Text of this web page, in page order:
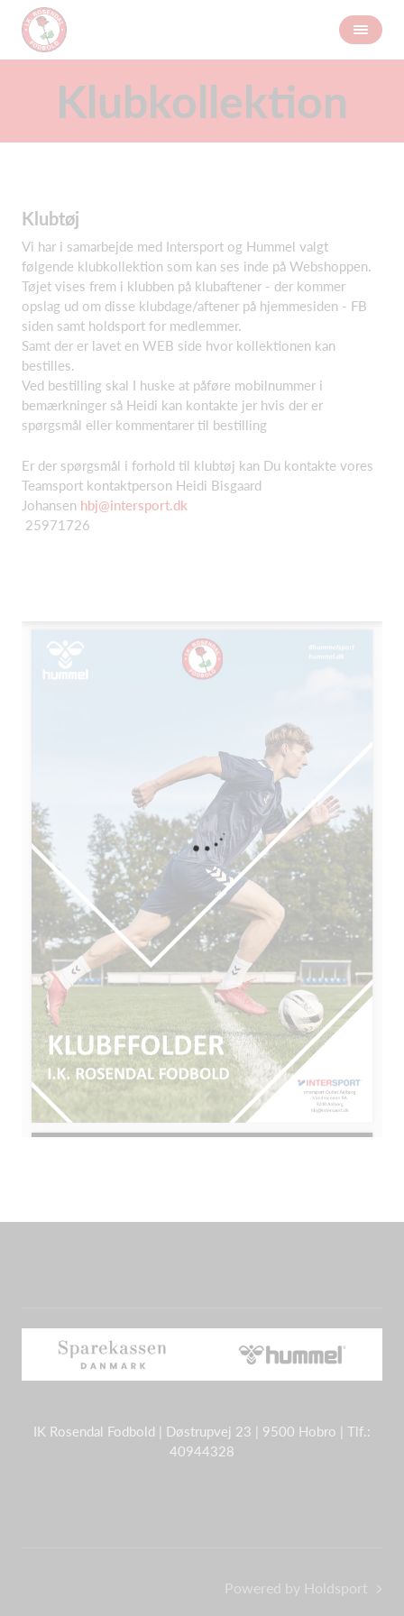
Klubkollektion
Klubtøj
Vi har i samarbejde med Intersport og Hummel valgt
følgende klubkollektion som kan ses inde på Webshoppen.
Tøjet vises frem i klubben på klubaftener - der kommer
opslag ud om disse klubdage/aftener på hjemmesiden - FB
siden samt holdsport for medlemmer.
Samt der er lavet en WEB side hvor kollektionen kan
bestilles.
Ved bestilling skal I huske at påføre mobilnummer i
bemærkninger så Heidi kan kontakte jer hvis der er
spørgsmål eller kommentarer til bestilling
Er der spørgsmål i forhold til klubtøj kan Du kontakte vores
Teamsport kontaktperson Heidi Bisgaard
Johansen hbj@intersport.dk
25971726
IK Rosendal Fodbold | Døstrupvej 23 | 9500 Hobro | Tlf.:
40944328
Powered by Holdsport